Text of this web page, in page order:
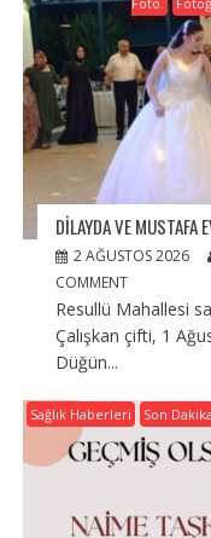
DILAYDA VE MUSTAFA
2 AĞUSTOS 2026
COMMENT
Resullü Mahallesi
Çalışkan çifti, 1
Düğün...
Sağlık Haberleri Son Dakika